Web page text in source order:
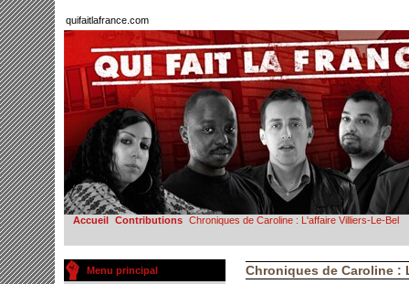
quifaitlafrance.com
Accueil Contributions Chroniques de Caroline : L'affaire Villiers-Le-Bel
Menu principal Chroniques de Caroline :